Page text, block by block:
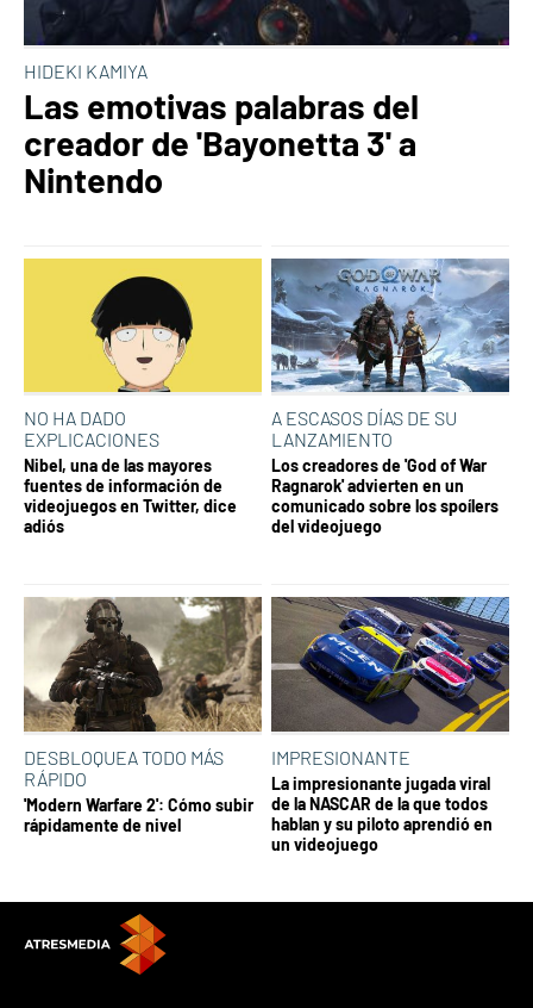
HIDEKI KAMIYA
Las emotivas palabras del
creador de 'Bayonetta 3' a
Nintendo
NO HA DADO
EXPLICACIONES
Nibel, una de las mayores
fuentes de información de
videojuegos en Twitter, dice
adiós
A ESCASOS DÍAS DE SU
LANZAMIENTO
Los creadores de 'God of War
Ragnarok' advierten en un
comunicado sobre los spoílers
del videojuego
DESBLOQUEA TODO MÁS
RÁPIDO
'Modern Warfare 2': Cómo subir
rápidamente de nivel
IMPRESIONANTE
La impresionante jugada viral
de la NASCAR de la que todos
hablan y su piloto aprendió en
un videojuego